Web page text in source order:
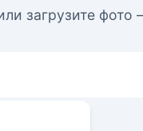
загрузите